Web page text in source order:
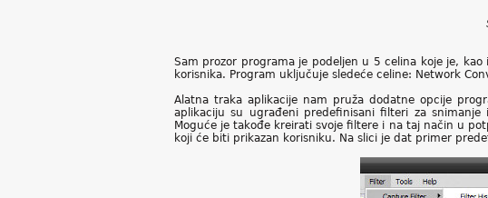
Sam prozor programa je podeljen u 5 celina koje je,
korisnika. Program uključuje sledeće celine: Network
Alatna traka aplikacije nam pruža dodatne opcije
aplikaciju su ugrađeni predefinisani filteri za
Moguće je takođe kreirati svoje filtere i na taj način u
koji će biti prikazan korisniku. Na slici je dat primer